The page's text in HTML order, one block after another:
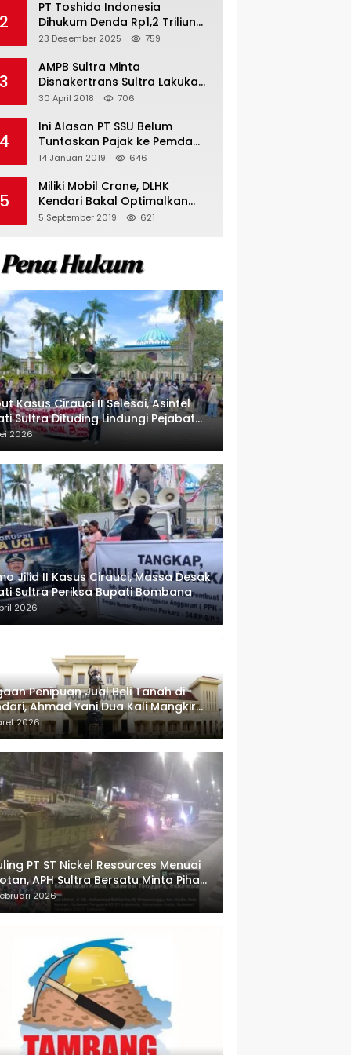
2
PT Toshida Indonesia
Dihukum Denda Rp1,2 Triliun
atas Aktivitas Tambang
23 Desember 2025 759
3
AMPB Sultra Minta
Disnakertrans Sultra Lakukan
Sweeping TKA
30 April 2018 706
4
Ini Alasan PT SSU Belum
Tuntaskan Pajak ke Pemda
Bombana Sebesar Rp8 Miliar
14 Januari 2019 646
5
Miliki Mobil Crane, DLHK
Kendari Bakal Optimalkan
Pangkas Pohon Peneduh
5 September 2019 621
Kasus Cirauci II Selesai, Asintel
Sultra Dituding Lindungi Pejabat
2026
Jilid II Kasus Cirauci, Massa Desak
Sultra Periksa Bupati Bombana
2026
Penipuan Jual Beli Tanah di
Ahmad Yani Dua Kali Mangkir
Panggilan Polda Sultra
2026
PT ST Nickel Resources Menuai
APH Sultra Bersatu Minta Pihak
Bertindak
2026